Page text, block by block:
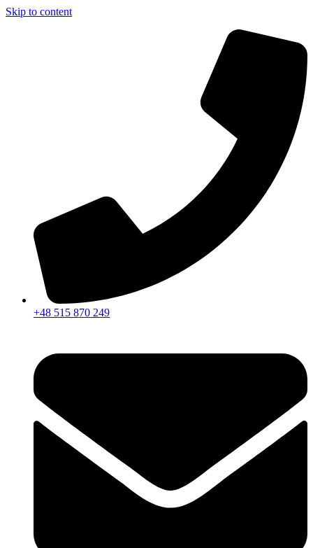
Skip to content
+48 515 870 249